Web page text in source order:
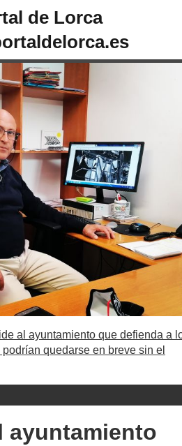
de Lorca
al ayuntamiento que defienda a
quedarse en breve sin el
ayuntamiento